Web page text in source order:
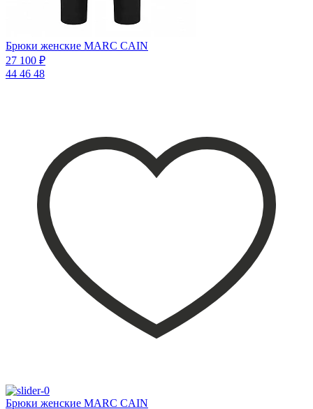
Брюки женские MARC CAIN
27 100 ₽
44 46 48
Брюки женские MARC CAIN